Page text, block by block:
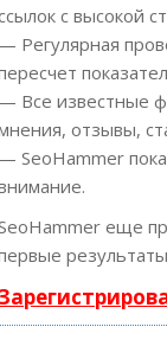
с высокой
— Регулярная
— Все известные
отзывы,
— SeoHammer
еще